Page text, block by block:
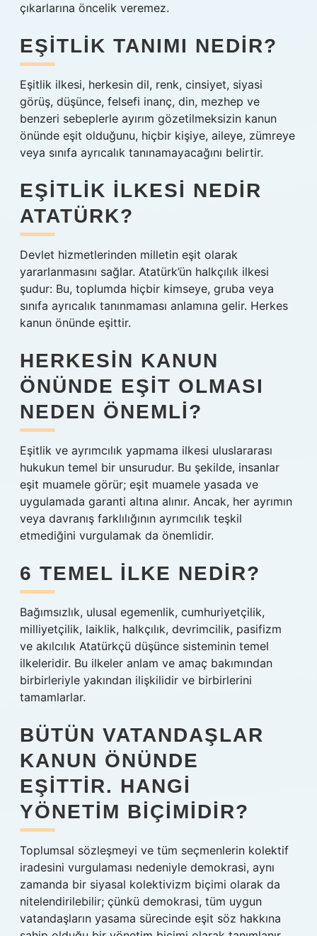
çıkarlarına öncelik veremez.
EŞITLIK TANIMI NEDIR?
Eşitlik ilkesi, herkesin dil, renk, cinsiyet, siyasi
görüş, düşünce, felsefi inanç, din, mezhep ve
benzeri sebeplerle ayırım gözetilmeksizin kanun
önünde eşit olduğunu, hiçbir kişiye, aileye, zümreye
veya sınıfa ayrıcalık tanınamayacağını belirtir.
EŞITLIK ILKESI NEDIR
ATATÜRK?
Devlet hizmetlerinden milletin eşit olarak
yararlanmasını sağlar. Atatürk’ün halkçılık ilkesi
şudur: Bu, toplumda hiçbir kimseye, gruba veya
sınıfa ayrıcalık tanınmaması anlamına gelir. Herkes
kanun önünde eşittir.
HERKESIN KANUN
ÖNÜNDE EŞIT OLMASI
NEDEN ÖNEMLI?
Eşitlik ve ayrımcılık yapmama ilkesi uluslararası
hukukun temel bir unsurudur. Bu şekilde, insanlar
eşit muamele görür; eşit muamele yasada ve
uygulamada garanti altına alınır. Ancak, her ayrımın
veya davranış farklılığının ayrımcılık teşkil
etmediğini vurgulamak da önemlidir.
6 TEMEL İLKE NEDIR?
Bağımsızlık, ulusal egemenlik, cumhuriyetçilik,
milliyetçilik, laiklik, halkçılık, devrimcilik, pasifizm
ve akılcılık Atatürkçü düşünce sisteminin temel
ilkeleridir. Bu ilkeler anlam ve amaç bakımından
birbirleriyle yakından ilişkilidir ve birbirlerini
tamamlarlar.
BÜTÜN VATANDAŞLAR
KANUN ÖNÜNDE
EŞITTIR. HANGI
YÖNETIM BIÇIMIDIR?
Toplumsal sözleşmeyi ve tüm seçmenlerin kolektif
iradesini vurgulaması nedeniyle demokrasi, aynı
zamanda bir siyasal kolektivizm biçimi olarak da
nitelendirilebilir; çünkü demokrasi, tüm uygun
vatandaşların yasama sürecinde eşit söz hakkına